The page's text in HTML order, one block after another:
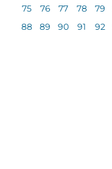
75
76 77 78 79
88
89 90 91 92